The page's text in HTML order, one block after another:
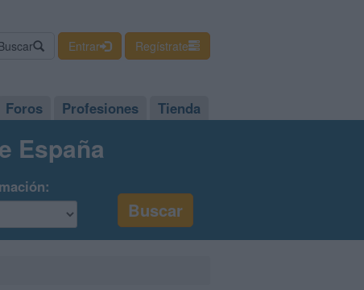
Entrar Regístrate
Foros Profesiones Tienda
España